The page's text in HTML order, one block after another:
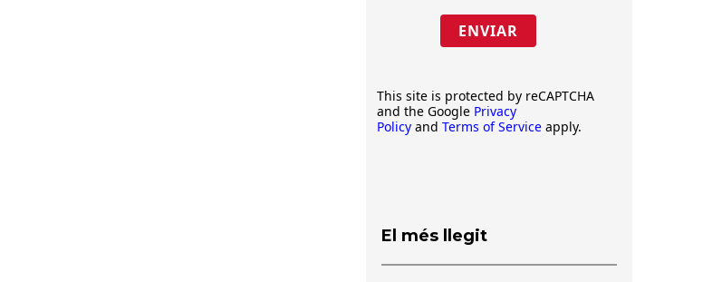
ENVIAR
This site is protected by reCAPTCHA
and the Google Privacy
Policy and Terms of Service apply.
El més llegit